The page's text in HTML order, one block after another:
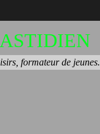
formateur de jeunes.